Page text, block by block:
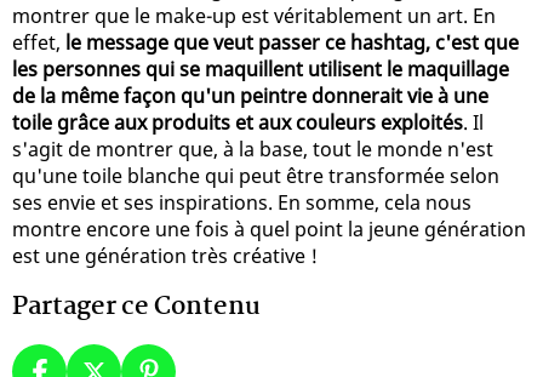
montrer que le make-up est véritablement un art. En
effet, le message que veut passer ce hashtag, c'est que
les personnes qui se maquillent utilisent le maquillage
de la même façon qu'un peintre donnerait vie à une
toile grâce aux produits et aux couleurs exploités. Il
s'agit de montrer que, à la base, tout le monde n'est
qu'une toile blanche qui peut être transformée selon
ses envie et ses inspirations. En somme, cela nous
montre encore une fois à quel point la jeune génération
est une génération très créative !
Partager ce Contenu